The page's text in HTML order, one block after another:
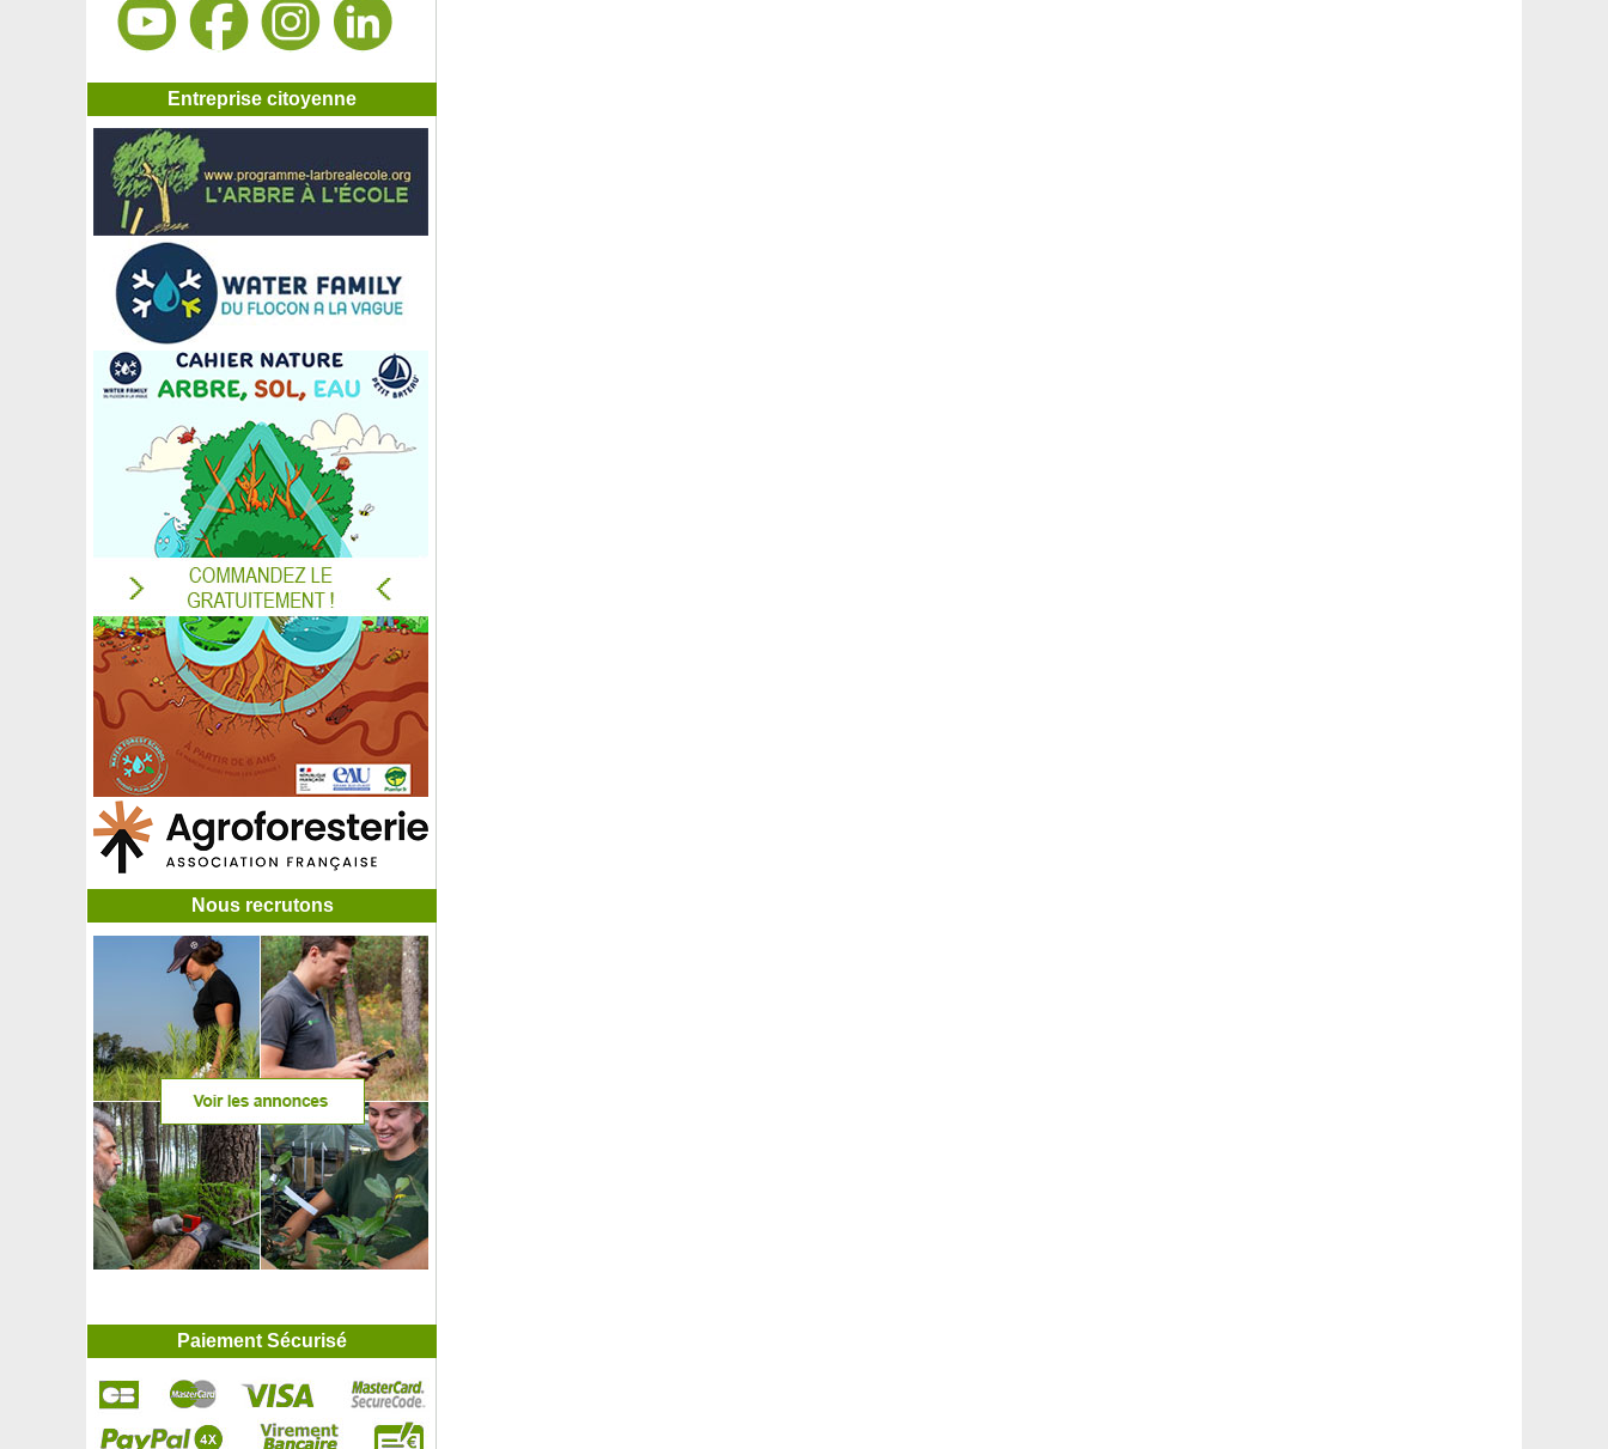
Entreprise citoyenne
Nous recrutons
Paiement Sécurisé